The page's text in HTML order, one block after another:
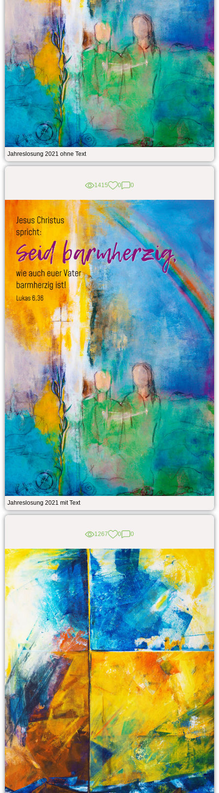
Jahreslosung 2021 ohne Text
1415 0 0
Jahreslosung 2021 mit Text
1267 0 0